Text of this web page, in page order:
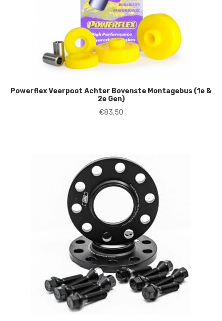
Powerflex Veerpoot Achter Bovenste Montagebus (1e &
2e Gen)
€83,50